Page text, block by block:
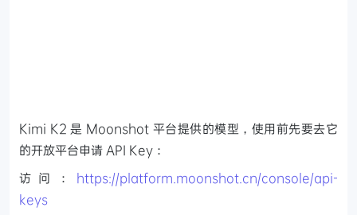
Kimi K2 是 Moonshot 平台提供的模型，使用前先要去它
的开放平台申请 API Key：
访问： https://platform.moonshot.cn/console/api-
keys